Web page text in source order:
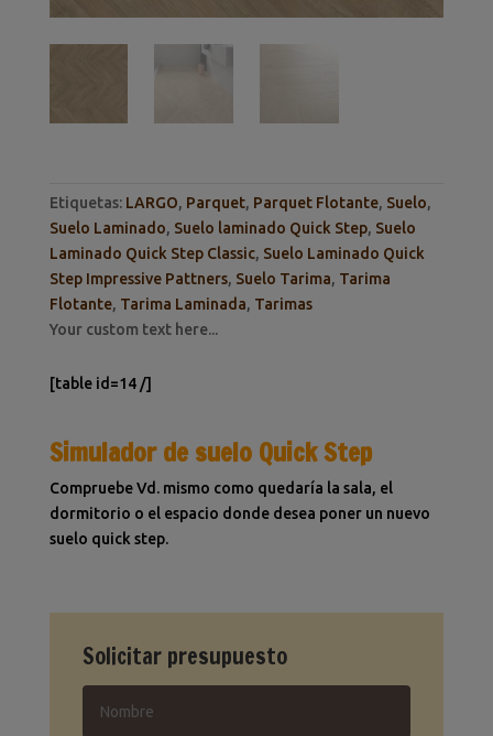
Etiquetas: LARGO, Parquet, Parquet Flotante, Suelo,
Suelo Laminado, Suelo laminado Quick Step, Suelo
Laminado Quick Step Classic, Suelo Laminado Quick
Step Impressive Pattners, Suelo Tarima, Tarima
Flotante, Tarima Laminada, Tarimas
Your custom text here...
[table id=14 /]
Simulador de suelo Quick Step
Compruebe Vd. mismo como quedaría la sala, el
dormitorio o el espacio donde desea poner un nuevo
suelo quick step.
Solicitar presupuesto